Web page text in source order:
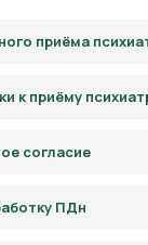
приёма
к приёму
согласие
ПДн